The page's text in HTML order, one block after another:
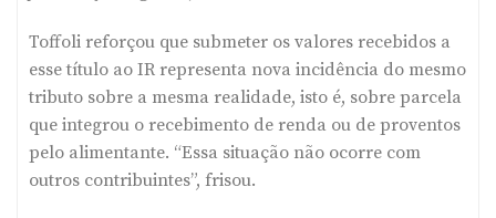
Toffoli reforçou que submeter os valores recebidos a
esse título ao IR representa nova incidência do mesmo
tributo sobre a mesma realidade, isto é, sobre parcela
que integrou o recebimento de renda ou de proventos
pelo alimentante. “Essa situação não ocorre com
outros contribuintes”, frisou.